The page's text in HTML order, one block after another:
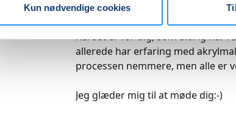
Kun nødvendige cookies
blander farver ud fra de tre
Kurset er for dig, som aldrig har
allerede har erfaring med
processen nemmere, men alle er
Jeg glæder mig til at møde dig:-)